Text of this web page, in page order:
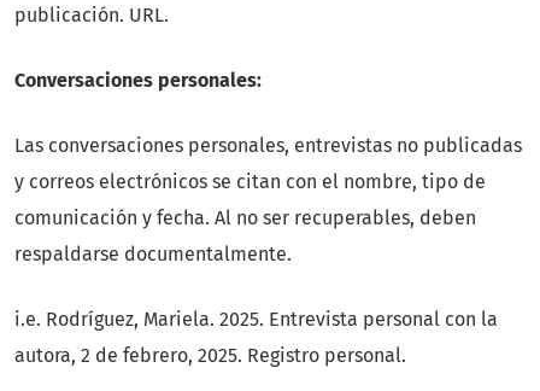
publicación. URL.
Conversaciones personales:
Las conversaciones personales, entrevistas no publicadas
y correos electrónicos se citan con el nombre, tipo de
comunicación y fecha. Al no ser recuperables, deben
respaldarse documentalmente.
i.e. Rodríguez, Mariela. 2025. Entrevista personal con la
autora, 2 de febrero, 2025. Registro personal.